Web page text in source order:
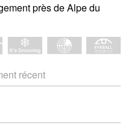
près de Alpe du
récent